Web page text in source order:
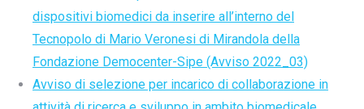
dispositivi biomedici da inserire all’interno del
Tecnopolo di Mario Veronesi di Mirandola della
Fondazione Democenter-Sipe (Avviso 2022_03)
Avviso di selezione per incarico di collaborazione in